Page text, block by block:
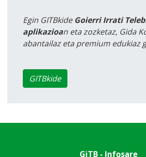
Egin GITBkide Goierri Irrati
aplikazioan eta zozketaz, Gida
abantailaz eta premium edukiaz
GITBkide
GiTB - Infosare